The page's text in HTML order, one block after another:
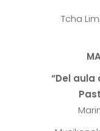
Tcha
“Del aula